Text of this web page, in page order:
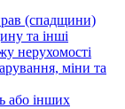
(спадщини)
та інші
нерухомості
міни та
або інших